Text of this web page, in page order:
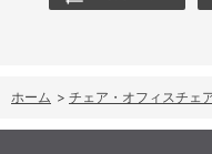
ホーム > チェア・オフィスチェ